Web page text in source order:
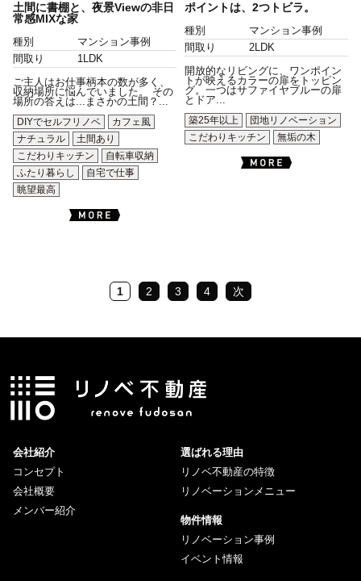
土間に書棚と、夜景Viewの非日
常感MIXな家
種別
マンション事例
間取り
1LDK
ご主人はお仕事柄本の数が多く、
収納場所に悩んでいました。 その
場所の答えは...まさかの土間？...
DIYでセルフリノベ
カフェ風
ナチュラル
土間あり
こだわりキッチン
自転車収納
ふたり暮らし
自宅で仕事
眺望最高
ポイントは、2つトビラ。
種別
マンション事例
間取り
2LDK
開放的なリビングに、ワンポイン
トが映えるカラーの扉をトッピン
グ。一つはサファイヤブルーの扉
とドア...
築25年以上
団地リノベーション
こだわりキッチン
無垢の木
1 2 3 4 次
会社紹介
コンセプト
会社概要
メンバー紹介
選ばれる理由
リノベ不動産の特徴
リノベーションメニュー
物件情報
リノベーション事例
イベント情報